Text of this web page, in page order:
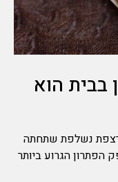
בבית הוא
נשלפת שתחתה
הגרוע ביותר